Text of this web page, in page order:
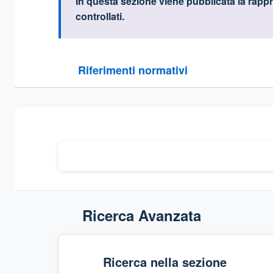
controllati.
Riferimenti normativi
Sezione compressa
Ricerca Avanzata
Ricerca nella sezione